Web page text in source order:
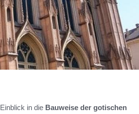
in die Bauweise der gotischen